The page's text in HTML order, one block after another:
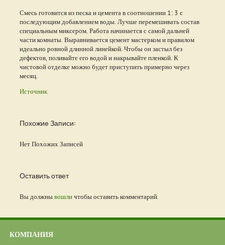
Смесь готовится из песка и цемента в соотношении 1: 3 с
последующим добавлением воды. Лучше перемешивать состав
специальным миксером. Работа начинается с самой дальней
части комнаты. Выравнивается цемент мастерком и правилом
идеально ровной длинной линейкой. Чтобы он застыл без
дефектов, поливайте его водой и накрывайте пленкой. К
чистовой отделке можно будет приступить примерно через
месяц.
Источник
Похожие Записи:
Нет Похожих Записей
Оставить ответ
Вы должнывошличтобы оставить комментарий.
КОМПАНИЯ